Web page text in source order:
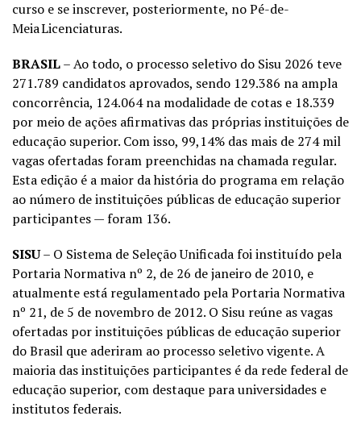
curso e se inscrever, posteriormente, no Pé-de-
Meia Licenciaturas.
BRASIL– Ao todo, o processo seletivo do Sisu 2026 teve
271.789 candidatos aprovados, sendo 129.386 na ampla
concorrência, 124.064 na modalidade de cotas e 18.339
por meio de ações afirmativas das próprias instituições de
educação superior. Com isso, 99,14% das mais de 274 mil
vagas ofertadas foram preenchidas na chamada regular.
Esta edição é a maior da história do programa em relação
ao número de instituições públicas de educação superior
participantes — foram 136.
SISU– O Sistema de Seleção Unificada foi instituído pela
Portaria Normativa nº 2, de 26 de janeiro de 2010, e
atualmente está regulamentado pela Portaria Normativa
nº 21, de 5 de novembro de 2012. O Sisu reúne as vagas
ofertadas por instituições públicas de educação superior
do Brasil que aderiram ao processo seletivo vigente. A
maioria das instituições participantes é da rede federal de
educação superior, com destaque para universidades e
institutos federais.